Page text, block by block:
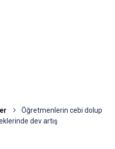
Öğretmenlerin cebi dolup
dev artış